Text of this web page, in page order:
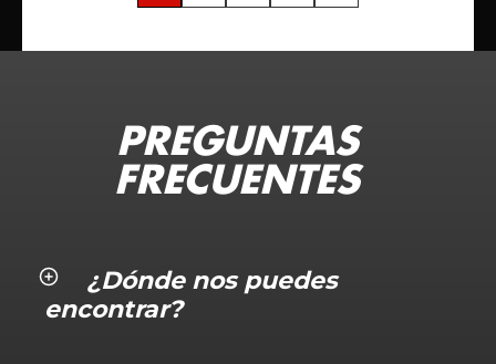
PREGUNTAS
FRECUENTES
¿Dónde nos puedes
encontrar?